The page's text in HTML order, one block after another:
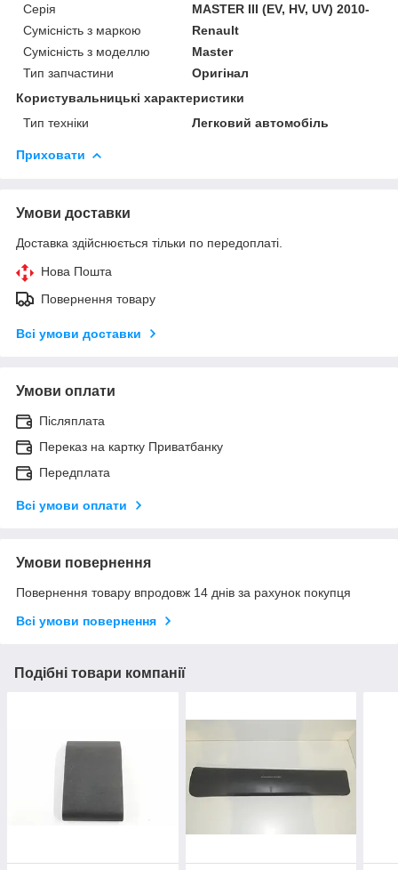
Серія
MASTER III (EV, HV, UV) 2010-
Сумісність з маркою
Renault
Сумісність з моделлю
Master
Тип запчастини
Оригінал
Користувальницькі характеристики
Тип техніки
Легковий автомобіль
Приховати
Умови доставки
Доставка здійснюється тільки по передоплаті.
Нова Пошта
Повернення товару
Всі умови доставки
Умови оплати
Післяплата
Переказ на картку Приватбанку
Передплата
Всі умови оплати
Умови повернення
Повернення товару впродовж 14 днів за рахунок покупця
Всі умови повернення
Подібні товари компанії